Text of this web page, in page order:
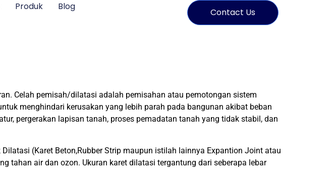
Produk Blog
Contact Us
Celah pemisah/dilatasi adalah pemisahan atau pemotongan sistem
menghindari kerusakan yang lebih parah pada bangunan akibat beban
pergerakan lapisan tanah, proses pemadatan tanah yang tidak stabil, dan
(Karet Beton,Rubber Strip maupun istilah lainnya Expantion Joint atau
tahan air dan ozon. Ukuran karet dilatasi tergantung dari seberapa lebar